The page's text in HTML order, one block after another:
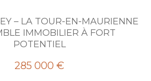
– LA TOUR-EN-MAURIENNE
IMMOBILIER À FORT
POTENTIEL
285 000 €